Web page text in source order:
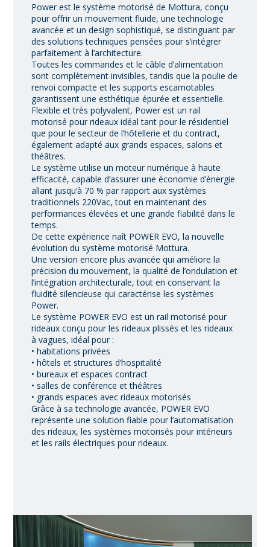
Power est le système motorisé de Mottura, conçu
pour offrir un mouvement fluide, une technologie
avancée et un design sophistiqué, se distinguant par
des solutions techniques pensées pour s’intégrer
parfaitement à l’architecture.
Toutes les commandes et le câble d’alimentation
sont complètement invisibles, tandis que la poulie de
renvoi compacte et les supports escamotables
garantissent une esthétique épurée et essentielle.
Flexible et très polyvalent, Power est un rail
motorisé pour rideaux idéal tant pour le résidentiel
que pour le secteur de l’hôtellerie et du contract,
également adapté aux grands espaces, salons et
théâtres.
Le système utilise un moteur numérique à haute
efficacité, capable d’assurer une économie d’énergie
allant jusqu’à 70 % par rapport aux systèmes
traditionnels 220Vac, tout en maintenant des
performances élevées et une grande fiabilité dans le
temps.
De cette expérience naît POWER EVO, la nouvelle
évolution du système motorisé Mottura.
Une version encore plus avancée qui améliore la
précision du mouvement, la qualité de l’ondulation et
l’intégration architecturale, tout en conservant la
fluidité silencieuse qui caractérise les systèmes
Power.
Le système POWER EVO est un rail motorisé pour
rideaux conçu pour les rideaux plissés et les rideaux
à vagues, idéal pour :
• habitations privées
• hôtels et structures d’hospitalité
• bureaux et espaces contract
• salles de conférence et théâtres
• grands espaces avec rideaux motorisés
Grâce à sa technologie avancée, POWER EVO
représente une solution fiable pour l’automatisation
des rideaux, les systèmes motorisés pour intérieurs
et les rails électriques pour rideaux.